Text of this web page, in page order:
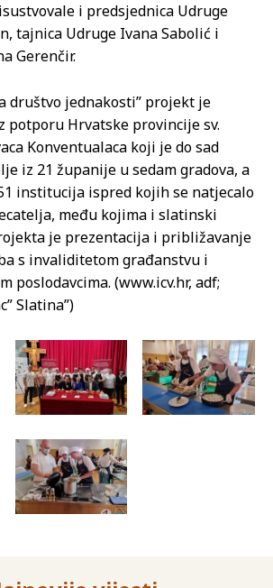
i predsjednica Udruge
tajnica Udruge Ivana Sabolić i
Gerenčir.
društvo jednakosti” projekt je
potporu Hrvatske provincije sv.
Konventualaca koji je do sad
iz 21 županije u sedam gradova, a
institucija ispred kojih se natjecalo
među kojima i slatinski
je prezentacija i približavanje
s invaliditetom građanstvu i
poslodavcima. (www.icv.hr, adf;
Slatina”)